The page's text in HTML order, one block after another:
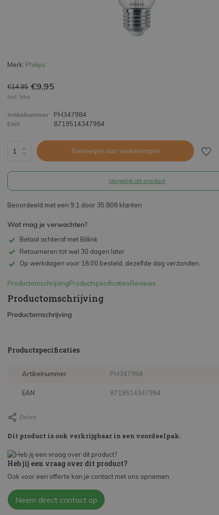
Merk: Philips
€14,95 €9,95
Incl. btw
Artikelnummer PH347984
EAN 8719514347984
Toevoegen aan winkelwagen
Vergelijk dit product
Beoordeeld met een 9,1 door 35.808 klanten
Wat mag je verwachten?
Betaal achteraf met Billink
Retourneren tot wel 30 dagen later
Op werkdagen voor 18:00 besteld, dezelfde dag verzonden.
ProductomschrijvingProductspecificatiesReviews
Productomschrijving
Productomschrijving
Productspecificaties
Artikelnummer PH347984
EAN 8719514347984
Delen
Dit product is ook verkrijgbaar in een voordeelpak:
Heb jij een vraag over dit product?
Ook voor een offerte kan je contact met ons opnemen.
Neem direct contact op